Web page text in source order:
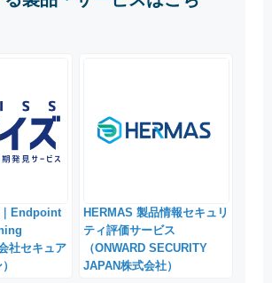
Endpoint
社セキュア
HERMAS 製品情報セキュリ
ティ評価サービス
（ONWARD SECURITY
JAPAN株式会社）